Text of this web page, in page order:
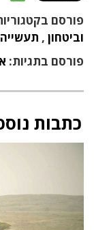
פורסם
וביטחון ,
פורסם בתגיות:
כתבות